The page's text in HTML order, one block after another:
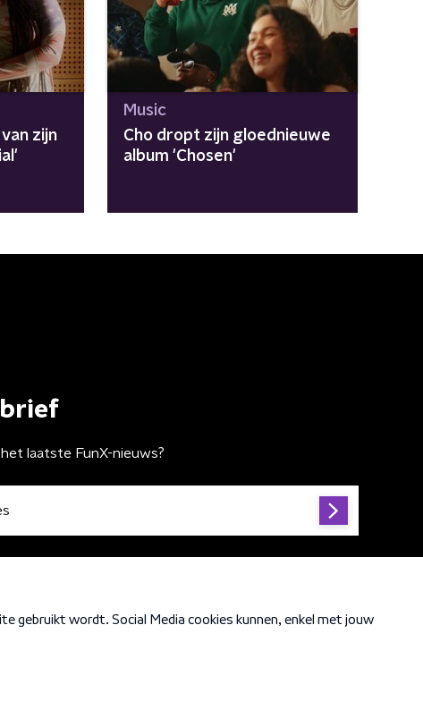
zijn
Music
Cho dropt zijn gloednieuwe
album 'Chosen'
laatste FunX-nieuws?